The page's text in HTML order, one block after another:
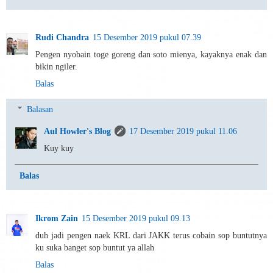
Rudi Chandra 15 Desember 2019 pukul 07.39
Pengen nyobain toge goreng dan soto mienya, kayaknya enak dan
bikin ngiler.
Balas
Balasan
Aul Howler's Blog
17 Desember 2019 pukul 11.06
Kuy kuy
Balas
Ikrom Zain 15 Desember 2019 pukul 09.13
duh jadi pengen naek KRL dari JAKK terus cobain sop buntutnya
ku suka banget sop buntut ya allah
Balas